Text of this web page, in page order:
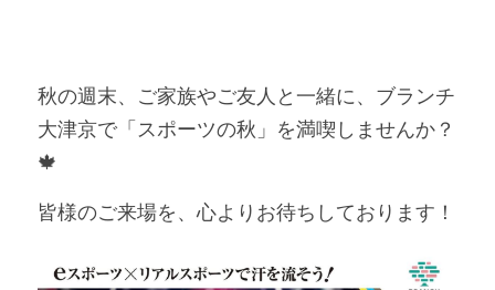
秋の週末、ご家族やご友人と一緒に、ブランチ
大津京で「スポーツの秋」を満喫しませんか？
🍁
皆様のご来場を、心よりお待ちしております！